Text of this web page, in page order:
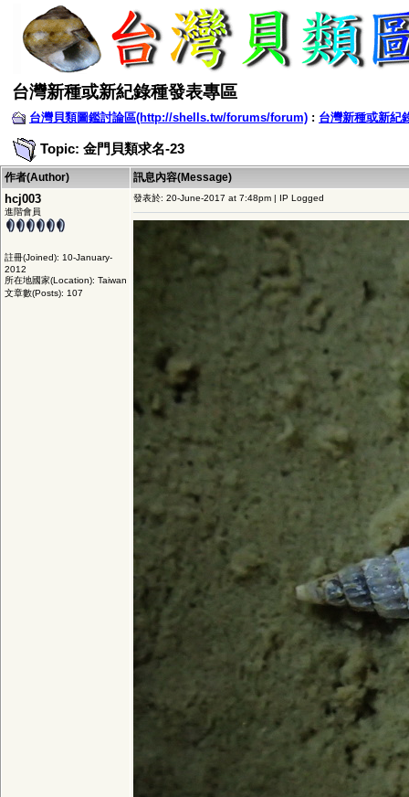
台灣新種或新紀錄種發表專區
台灣貝類圖鑑討論區(http://shells.tw/forums/forum) : 台灣新種或新紀
Topic: 金門貝類求名-23
作者(Author) 訊息內容(Message)
hcj003
進階會員
註冊(Joined): 10-January-
2012
所在地國家(Location): Taiwan
文章數(Posts): 107
發表於: 20-June-2017 at 7:48pm | IP Logged